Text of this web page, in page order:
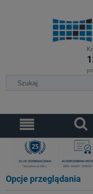
Opcje przeglądania